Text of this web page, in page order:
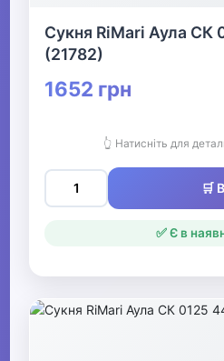
Сукня RiMari Аула СК
(21782)
1652 грн
👆 Натисніть для
🛒
✅ Є в